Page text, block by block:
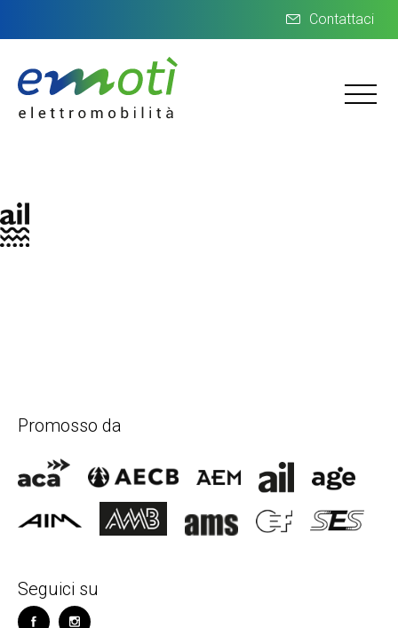
Contattaci
Promosso da
Seguici su